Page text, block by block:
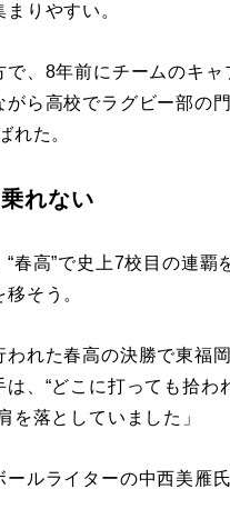
りやすい。
、8年前にチームのキャ
がら高校でラグビー部の
れた。
れない
春高”で史上7校目の連覇
そう。
われた春高の決勝で東福
は、“どこに打っても拾わ
を落としていました」
ルライターの中西美雁氏